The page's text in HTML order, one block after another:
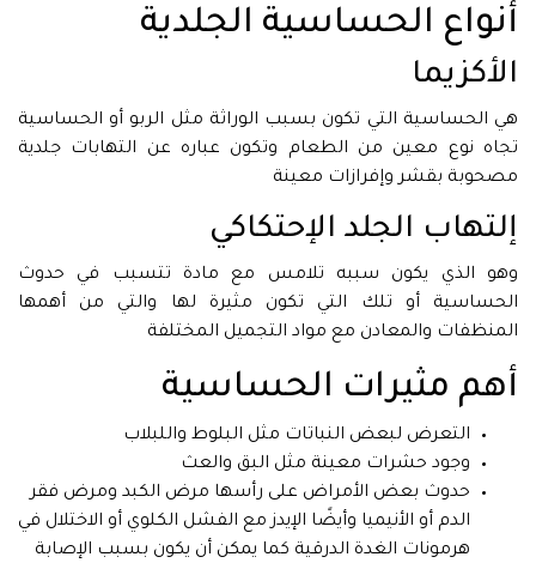
أنواع الحساسية الجلدية
الأكزيما
هي الحساسية التي تكون بسبب الوراثة مثل الربو أو الحساسية
تجاه نوع معين من الطعام وتكون عباره عن التهابات جلدية
مصحوبة بقشر وإفرازات معينة
إلتهاب الجلد الإحتكاكي
وهو الذي يكون سببه تلامس مع مادة تتسبب في حدوث
الحساسية أو تلك التي تكون مثيرة لها والتي من أهمها
المنظفات والمعادن مع مواد التجميل المختلفة
أهم مثيرات الحساسية
التعرض لبعض النباتات مثل البلوط واللبلاب
وجود حشرات معينة مثل البق والعث
حدوث بعض الأمراض على رأسها مرض الكبد ومرض فقر
الدم أو الأنيميا وأيضًا الإيدز مع الفشل الكلوي أو الاختلال في
هرمونات الغدة الدرقية كما يمكن أن يكون بسبب الإصابة